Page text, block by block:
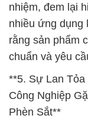
nhiệm, đem lại
nhiều ứng dụng
rằng sản phẩm
chuẩn và yêu
**5. Sự Lan Tỏa
Công Nghiệp
Phèn Sắt**